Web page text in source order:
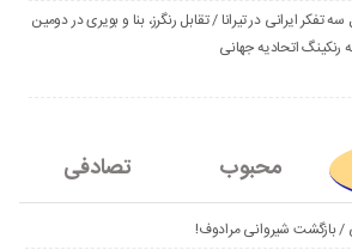
تفکر ایرانی در تیرانا / تقابل رنگرز، بنا و بویری در دومین
رنکینگ اتحادیه جهانی
محبوب تصادفی
/ بازگشت شیروانی مرادوف!